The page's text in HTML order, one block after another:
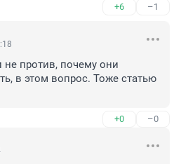
+6 –1
не против, почему они
в этом вопрос. Тоже статью
+0 –0